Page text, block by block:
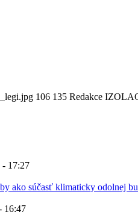
106 135 Redakce
- 17:27
ako súčasť klimaticky odolnej
16:47